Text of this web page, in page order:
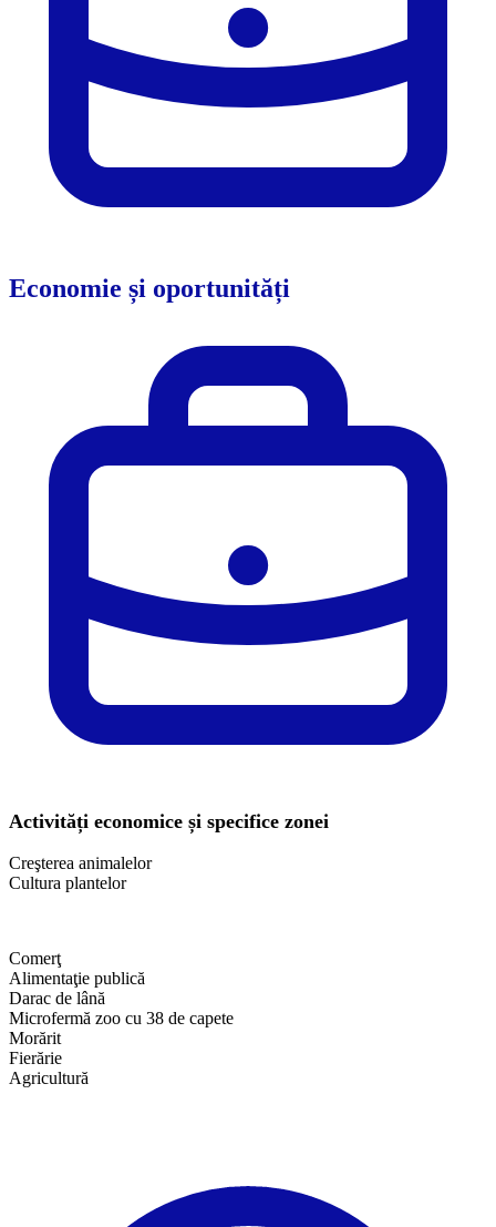
Economie și oportunități
Activități economice și specifice zonei
Creşterea animalelor
Cultura plantelor
Comerţ
Alimentaţie publică
Darac de lână
Microfermă zoo cu 38 de capete
Morărit
Fierărie
Agricultură